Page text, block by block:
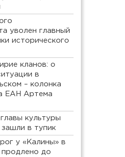
уволен главный
исторического
кланов: о
в
– колонка
ЕАН Артема
культуры
зашли в тупик
у «Калины» в
продлено до